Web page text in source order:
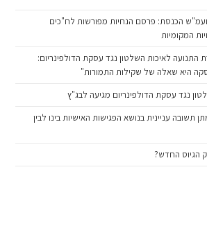
הכנסת: פרסם הנחיות מפורשות לח"כים
המקומיות
התנועה לאיכות השלטון נגד עסקת הדולפינריום:
היא שאלה של שקילות התמורות"
נגד עסקת הדולפינריום מגיעה לבג"ץ
עניינית בנושא הפגישות האישיות בינו לבין
הגיוס החדש?